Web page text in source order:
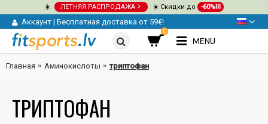
☀️ ЛЕТНЯЯ РАСПРОДАЖА ☀️ Скидки до -60%!!!
Аккаунт | Бесплатная доставка от 59€!
0
MENU
Главная Аминокислоты триптофан
ТРИПТОФАН